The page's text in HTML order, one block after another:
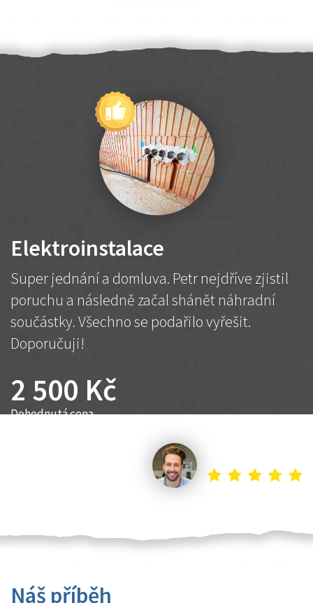
Elektroinstalace
Super jednání a domluva. Petr nejdříve zjistil
poruchu a následně začal shánět náhradní
součástky. Všechno se podařilo vyřešit.
Doporučuji!
2 500 Kč
Dohodnutá cena
Náš příběh